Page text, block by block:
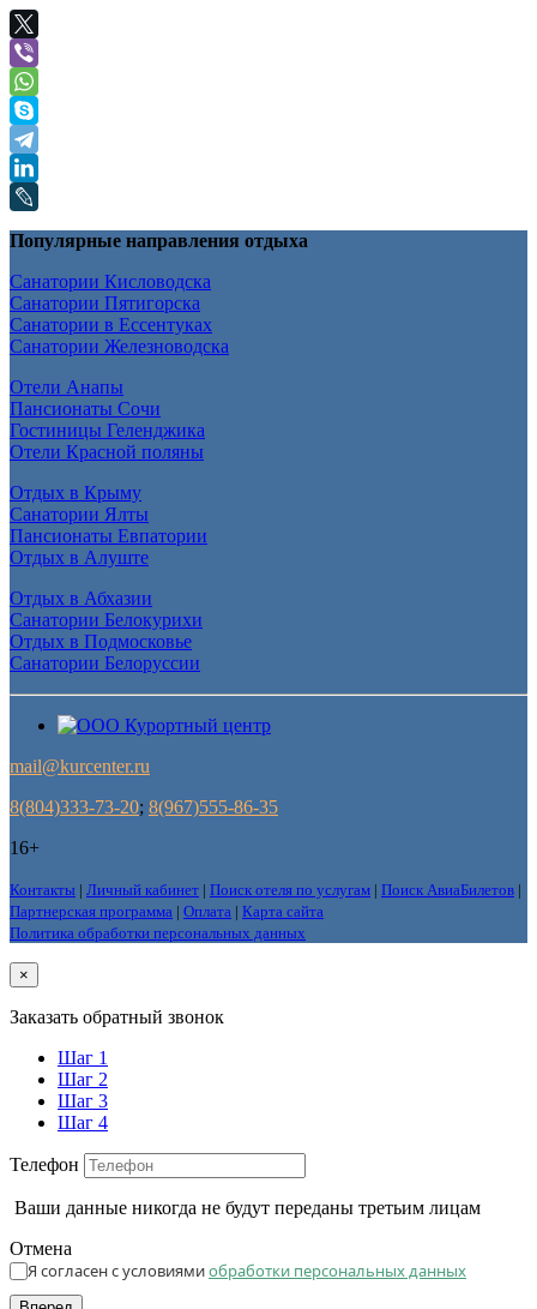
Популярные направления отдыха
Санатории Кисловодска
Санатории Пятигорска
Санатории в Ессентуках
Санатории Железноводска
Отели Анапы
Пансионаты Сочи
Гостиницы Геленджика
Отели Красной поляны
Отдых в Крыму
Санатории Ялты
Пансионаты Евпатории
Отдых в Алуште
Отдых в Абхазии
Санатории Белокурихи
Отдых в Подмосковье
Санатории Белоруссии
mail@kurcenter.ru
8(804)333-73-20; 8(967)555-86-35
16+
Контакты | Личный кабинет | Поиск отеля по услугам | Поиск АвиаБилетов |
Партнерская программа | Оплата | Карта сайта
Политика обработки персональных данных
×
Заказать обратный звонок
Шаг 1
Шаг 2
Шаг 3
Шаг 4
Телефон
Ваши данные никогда не будут переданы третьим лицам
Отмена
Я согласен с условиямиобработки персональных данных